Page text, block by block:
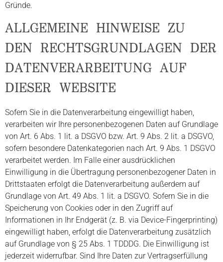
Gründe.
ALLGEMEINE HINWEISE ZU
DEN RECHTSGRUNDLAGEN DER
DATENVERARBEITUNG AUF
DIESER WEBSITE
Sofern Sie in die Datenverarbeitung eingewilligt haben,
verarbeiten wir Ihre personenbezogenen Daten auf Grundlage
von Art. 6 Abs. 1 lit. a DSGVO bzw. Art. 9 Abs. 2 lit. a DSGVO,
sofern besondere Datenkategorien nach Art. 9 Abs. 1 DSGVO
verarbeitet werden. Im Falle einer ausdrücklichen
Einwilligung in die Übertragung personenbezogener Daten in
Drittstaaten erfolgt die Datenverarbeitung außerdem auf
Grundlage von Art. 49 Abs. 1 lit. a DSGVO. Sofern Sie in die
Speicherung von Cookies oder in den Zugriff auf
Informationen in Ihr Endgerät (z. B. via Device-Fingerprinting)
eingewilligt haben, erfolgt die Datenverarbeitung zusätzlich
auf Grundlage von § 25 Abs. 1 TDDDG. Die Einwilligung ist
jederzeit widerrufbar. Sind Ihre Daten zur Vertragserfüllung